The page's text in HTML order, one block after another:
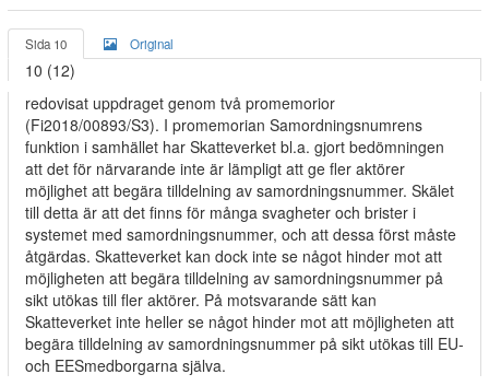
Sida 10 Original
10 (12)
redovisat uppdraget genom två promemorior
(Fi2018/00893/S3). I promemorian Samordningsnumrens
funktion i samhället har Skatteverket bl.a. gjort bedömningen
att det för närvarande inte är lämpligt att ge fler aktörer
möjlighet att begära tilldelning av samordningsnummer. Skälet
till detta är att det finns för många svagheter och brister i
systemet med samordningsnummer, och att dessa först måste
åtgärdas. Skatteverket kan dock inte se något hinder mot att
möjligheten att begära tilldelning av samordningsnummer på
sikt utökas till fler aktörer. På motsvarande sätt kan
Skatteverket inte heller se något hinder mot att möjligheten att
begära tilldelning av samordningsnummer på sikt utökas till EU-
och EESmedborgarna själva.